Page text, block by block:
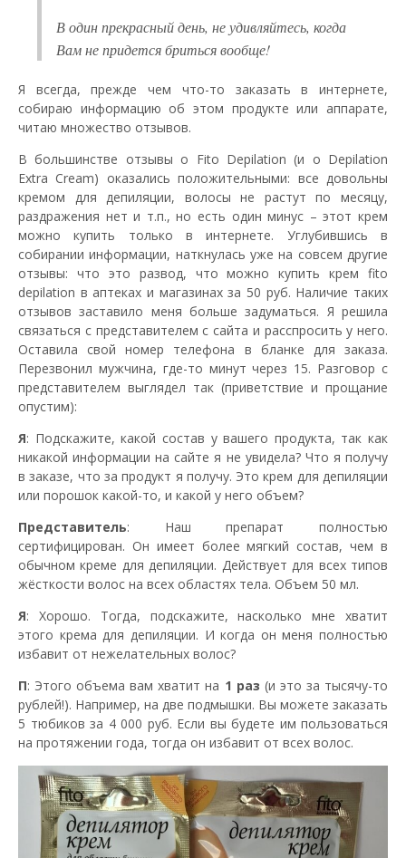
В один прекрасный день, не удивляйтесь, когда
Вам не придется бриться вообще!
Я всегда, прежде чем что-то заказать в интернете,
собираю информацию об этом продукте или аппарате,
читаю множество отзывов.
В большинстве отзывы о Fito Depilation (и о Depilation
Extra Cream) оказались положительными: все довольны
кремом для депиляции, волосы не растут по месяцу,
раздражения нет и т.п., но есть один минус – этот крем
можно купить только в интернете. Углубившись в
собирании информации, наткнулась уже на совсем другие
отзывы: что это развод, что можно купить крем fito
depilation в аптеках и магазинах за 50 руб. Наличие таких
отзывов заставило меня больше задуматься. Я решила
связаться с представителем с сайта и расспросить у него.
Оставила свой номер телефона в бланке для заказа.
Перезвонил мужчина, где-то минут через 15. Разговор с
представителем выглядел так (приветствие и прощание
опустим):
Я: Подскажите, какой состав у вашего продукта, так как
никакой информации на сайте я не увидела? Что я получу
в заказе, что за продукт я получу. Это крем для депиляции
или порошок какой-то, и какой у него объем?
Представитель: Наш препарат полностью
сертифицирован. Он имеет более мягкий состав, чем в
обычном креме для депиляции. Действует для всех типов
жёсткости волос на всех областях тела. Объем 50 мл.
Я: Хорошо. Тогда, подскажите, насколько мне хватит
этого крема для депиляции. И когда он меня полностью
избавит от нежелательных волос?
П: Этого объема вам хватит на 1 раз (и это за тысячу-то
рублей!). Например, на две подмышки. Вы можете заказать
5 тюбиков за 4 000 руб. Если вы будете им пользоваться
на протяжении года, тогда он избавит от всех волос.